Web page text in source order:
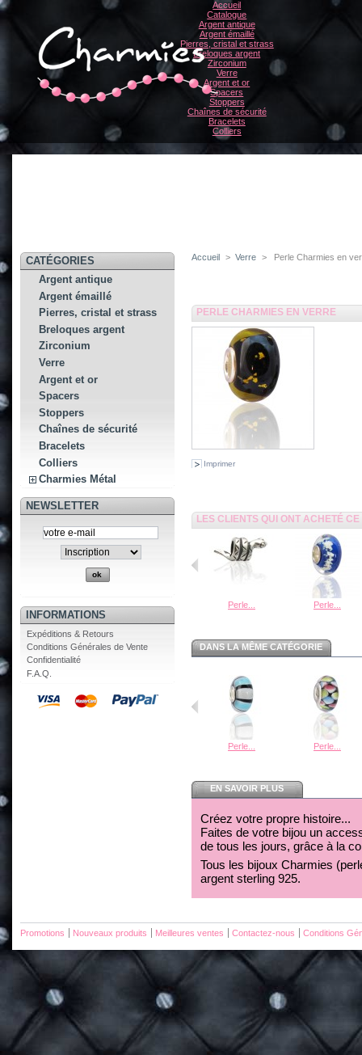
Accueil
Catalogue
Argent antique
Argent émaillé
Pierres, cristal et strass
Breloques argent
Zirconium
Verre
Argent et or
Spacers
Stoppers
Chaînes de sécurité
Bracelets
Colliers
CATÉGORIES
Argent antique
Argent émaillé
Pierres, cristal et strass
Breloques argent
Zirconium
Verre
Argent et or
Spacers
Stoppers
Chaînes de sécurité
Bracelets
Colliers
Charmies Métal
NEWSLETTER
INFORMATIONS
Expéditions & Retours
Conditions Générales de Vente
Confidentialité
F.A.Q.
Accueil > Verre > Perle Charmies en
PERLE CHARMIES EN VERRE
Imprimer
LES CLIENTS QUI ONT ACHETÉ
Perle... Perle...
DANS LA MÊME CATÉGORIE
Perle... Perle...
EN SAVOIR PLUS
Créez votre propre histoire...
Faites de votre bijou un
de tous les jours, grâce à la
Tous les bijoux Charmies
argent sterling 925.
Promotions Nouveaux produits Meilleures ventes Contactez-nous Conditions